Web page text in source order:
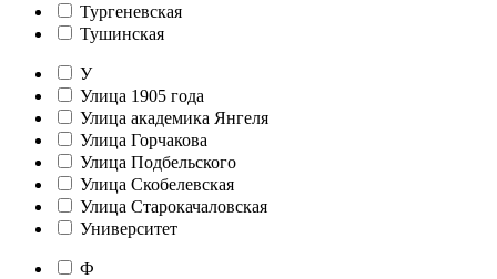
Тургеневская
Тушинская
У
Улица 1905 года
Улица академика Янгеля
Улица Горчакова
Улица Подбельского
Улица Скобелевская
Улица Старокачаловская
Университет
Ф